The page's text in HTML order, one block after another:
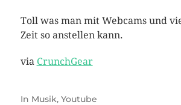
Toll was man mit Webcams und
Zeit so anstellen kann.
via CrunchGear
In Musik, Youtube